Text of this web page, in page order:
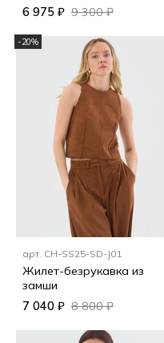
6 975 ₽ 9 300 ₽
-20%
арт. CH-SS25-SD-J01
Жилет-безрукавка из
замши
7 040 ₽ 8 800 ₽